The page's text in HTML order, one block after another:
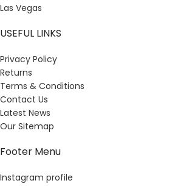
Las Vegas
USEFUL LINKS
Privacy Policy
Returns
Terms & Conditions
Contact Us
Latest News
Our Sitemap
Footer Menu
Instagram profile